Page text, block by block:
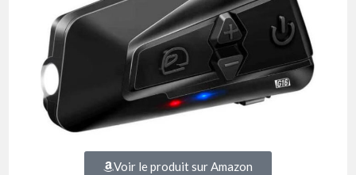
Voir le produit sur Amazon